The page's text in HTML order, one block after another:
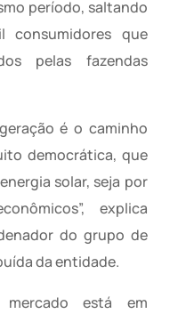
período, saltando
que
pelas fazendas
é o caminho
democrática, que
solar, seja por
explica
do grupo de
da entidade.
está em